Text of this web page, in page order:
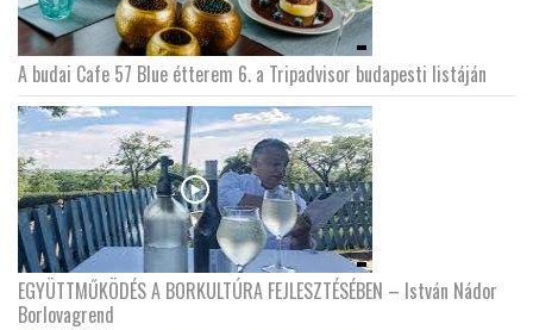
A budai Cafe 57 Blue étterem 6. a Tripadvisor budapesti listáján
EGYÜTTMŰKÖDÉS A BORKULTÚRA FEJLESZTÉSÉBEN – István Nádor
Borlovagrend